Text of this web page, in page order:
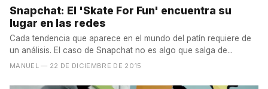
Snapchat: El 'Skate For Fun' encuentra su
lugar en las redes
Cada tendencia que aparece en el mundo del patín requiere de
un análisis. El caso de Snapchat no es algo que salga de...
MANUEL — 22 DE DICIEMBRE DE 2015